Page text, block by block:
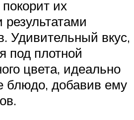
их
Удивительный вкус,
под плотной
цвета, идеально
блюдо, добавив ему